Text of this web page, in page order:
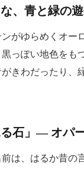
、青と緑の
がゆらめくオー
っぽい地色をも
きわだったり、
る石」― オパ
前は、はるか昔